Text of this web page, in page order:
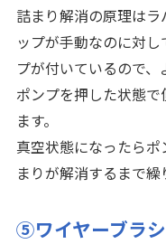
詰まり解消の原理は
ップが手動なのに対
プが付いているので、
ポンプを押した状態
ます。
真空状態になったら
まりが解消するまで繰
⑤ワイヤーブラ